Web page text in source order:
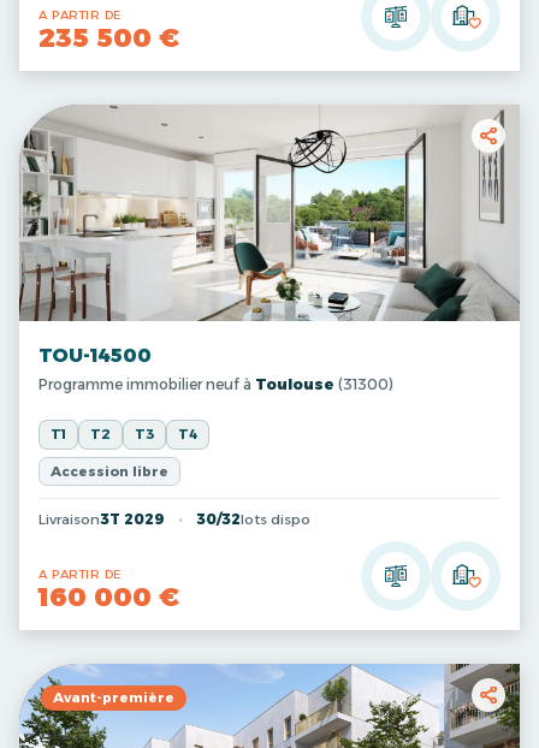
A PARTIR DE
235 500 €
TOU-14500
Programme immobilier neuf à Toulouse (31300)
T1 T2 T3 T4
Accession libre
Livraison3T 2029 30/32lots dispo
A PARTIR DE
160 000 €
Avant-première